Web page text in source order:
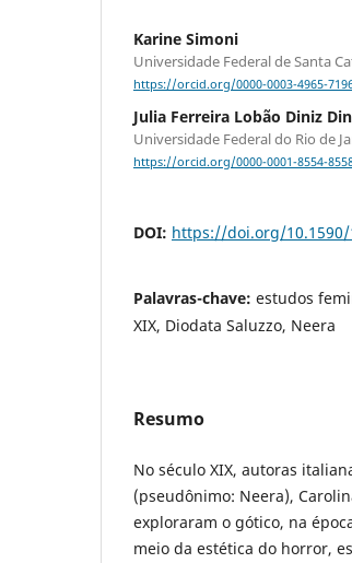
Karine Simoni
Universidade Federal de Santa
https://orcid.org/0000-0003-4965-
Julia Ferreira Lobão Diniz
Universidade Federal do Rio de
https://orcid.org/0000-0001-8554-
DOI: https://doi.org/10.1590/
Palavras-chave: estudos
XIX, Diodata Saluzzo, Neera
Resumo
No século XIX, autoras
(pseudônimo: Neera),
exploraram o gótico, na
meio da estética do horror,